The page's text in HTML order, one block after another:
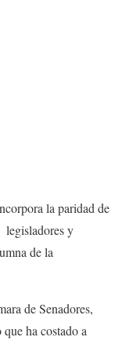
la paridad de
legisladores y
de la
de Senadores,
ha costado a